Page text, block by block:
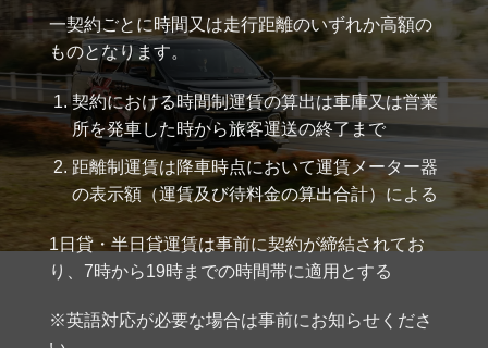
一契約ごとに時間又は走行距離のいずれか高額の
ものとなります。
契約における時間制運賃の算出は車庫又は営業
所を発車した時から旅客運送の終了まで
距離制運賃は降車時点において運賃メーター器
の表示額（運賃及び待料金の算出合計）による
1日貸・半日貸運賃は事前に契約が締結されてお
り、7時から19時までの時間帯に適用とする
※英語対応が必要な場合は事前にお知らせくださ